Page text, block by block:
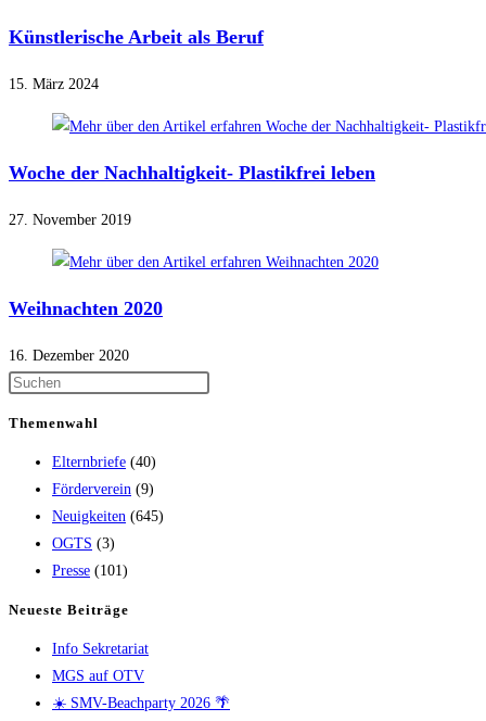
Künstlerische Arbeit als Beruf
15. März 2024
Woche der Nachhaltigkeit- Plastikfrei leben
27. November 2019
Weihnachten 2020
16. Dezember 2020
Themenwahl
Elternbriefe (40)
Förderverein (9)
Neuigkeiten (645)
OGTS (3)
Presse (101)
Neueste Beiträge
Info Sekretariat
MGS auf OTV
☀️ SMV-Beachparty 2026 🌴